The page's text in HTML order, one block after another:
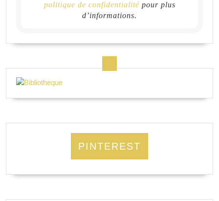
politique de confidentialitépour plus
d’informations.
PINTEREST